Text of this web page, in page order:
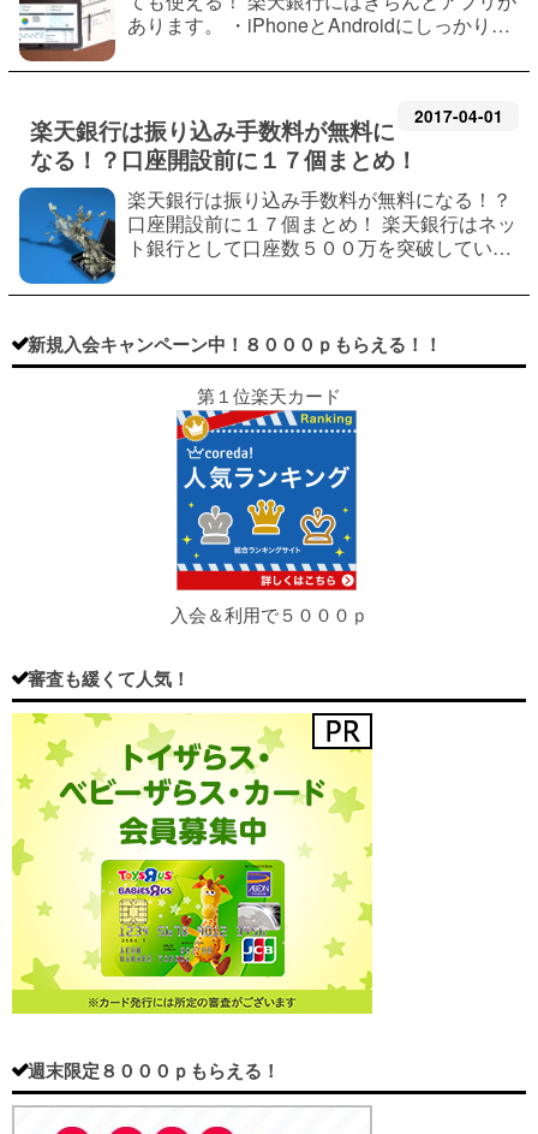
あります。 ・iPhoneとAndroidにしっかり対
行アプリの３つの機能と ログイン方法、エラ
2017-04-01
楽天銀行は振り込み手数料が無料に
なる！？口座開設前に１７個まとめ！
楽天銀行は振り込み手数料が無料になる！？
口座開設前に１７個まとめ！ 楽天銀行はネッ
ト銀行として口座数５００万を突破している
きたい事やデメリットなどを利用し、 節約や
新規入会キャンペーン中！８０００ｐもらえる！！
第１位楽天カード
入会＆利用で５０００ｐ
審査も緩くて人気！
週末限定８０００ｐもらえる！